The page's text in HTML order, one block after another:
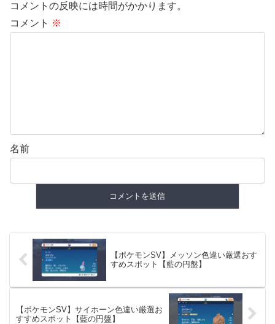
コメントの反映には時間がかかります。
コメント ※
名前
【ポケモンSV】メッソン色違い厳選おす
すめスポット【藍の円盤】
【ポケモンSV】サイホーン色違い厳選お
すすめスポット【藍の円盤】